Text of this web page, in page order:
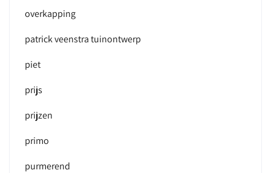
overkapping
patrick veenstra tuinontwerp
piet
prijs
prijzen
primo
purmerend